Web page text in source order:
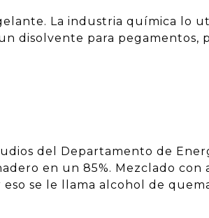
La industria química lo
disolvente para pegamentos,
del Departamento de
en un 85%. Mezclado con
se le llama alcohol de